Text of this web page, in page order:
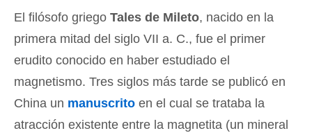
El filósofo griego Tales de Mileto, nacido en la
primera mitad del siglo VII a. C., fue el primer
erudito conocido en haber estudiado el
magnetismo. Tres siglos más tarde se publicó en
China un manuscrito en el cual se trataba la
atracción existente entre la magnetita (un mineral